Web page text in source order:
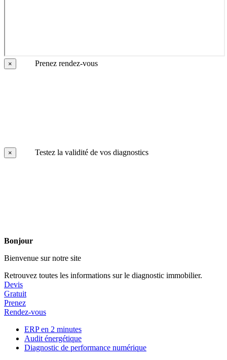
× Prenez rendez-vous
× Testez la validité de vos diagnostics
Bonjour
Bienvenue sur notre site
Retrouvez toutes les informations sur le diagnostic immobilier.
Devis
Gratuit
Prenez
Rendez-vous
ERP en 2 minutes
Audit énergétique
Diagnostic de performance numérique